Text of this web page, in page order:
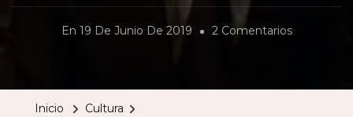
En 19 De Junio De 2019 2 ComentariosEn
Inicio
Cultura